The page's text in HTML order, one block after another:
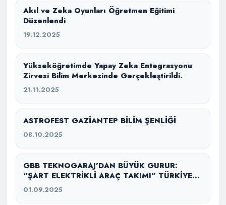
Akıl ve Zeka Oyunları Öğretmen Eğitimi
Düzenlendi
19.12.2025
Yükseköğretimde Yapay Zeka Entegrasyonu
Zirvesi Bilim Merkezinde Gerçekleştirildi.
21.11.2025
ASTROFEST GAZİANTEP BİLİM ŞENLİĞİ
08.10.2025
GBB TEKNOGARAJ’DAN BÜYÜK GURUR:
“ŞART ELEKTRİKLİ ARAÇ TAKIMI” TÜRKİYE
ŞAMPİYONU
01.09.2025